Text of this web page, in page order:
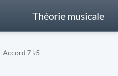
Théorie musicale
Accord 7 ♭5